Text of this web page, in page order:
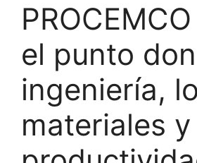
el punto
ingeniería,
materiales y